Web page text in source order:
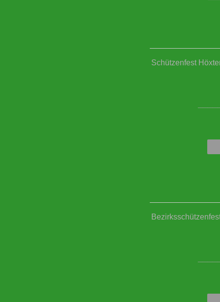
Schützenfest